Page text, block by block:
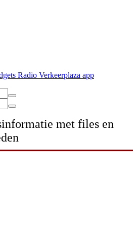
Radio Verkeerplaza app
met files en